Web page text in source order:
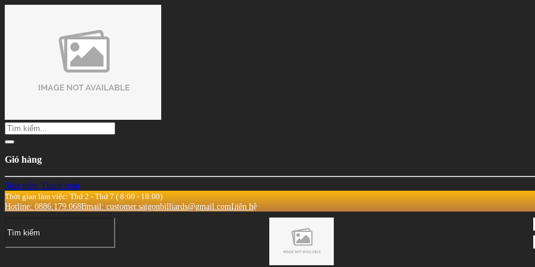
Giỏ hàng
Mua thêm Thanh toán
Thời gian làm việc: Thứ 2 - Thứ 7 ( 8:00 - 18:00)
Hotline: 0886.179.068Email: customer.saigonbilliards@gmail.comLiên hệ